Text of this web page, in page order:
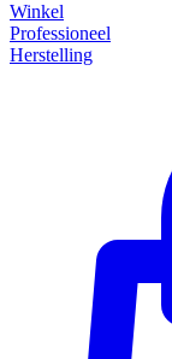
Winkel
Professioneel
Herstelling